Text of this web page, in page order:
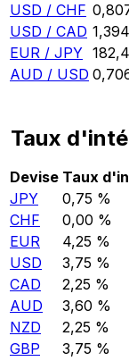
USD / CHF
USD / CAD
EUR / JPY
AUD / USD
Taux
Devise Taux
JPY
0,75 %
CHF
0,00 %
EUR
4,25 %
USD
3,75 %
CAD
2,25 %
AUD
3,60 %
NZD
2,25 %
GBP
3,75 %